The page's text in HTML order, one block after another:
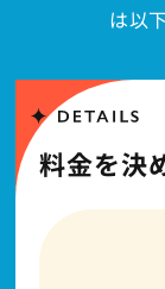
は以
料金を決